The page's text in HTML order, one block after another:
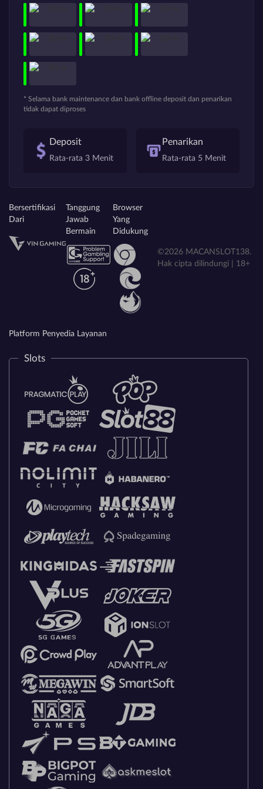
* Selama bank maintenance dan bank offline deposit dan penarikan
tidak dapat diproses
Deposit
Rata-rata 3 Menit
Penarikan
Rata-rata 5 Menit
Bersertifikasi
Dari
Tanggung
Jawab
Bermain
Browser
Yang
Didukung
©2026 MACANSLOT138.
Hak cipta dilindungi | 18+
Platform Penyedia Layanan
Slots